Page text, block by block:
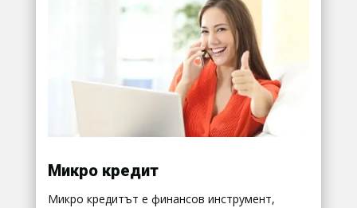
Микро кредит
Микро кредитът е финансов инструмент,